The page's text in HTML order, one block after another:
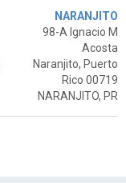
NARANJITO
98-A Ignacio M
Acosta
Naranjito, Puerto
Rico 00719
NARANJITO, PR